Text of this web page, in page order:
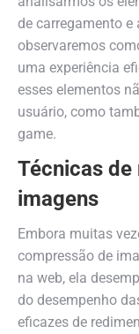
de carregamento
observaremos
uma experiência
esses elementos
usuário, como
game.
Técnicas
imagens
Embora muitas
compressão de
na web, ela
do desempenho
eficazes de